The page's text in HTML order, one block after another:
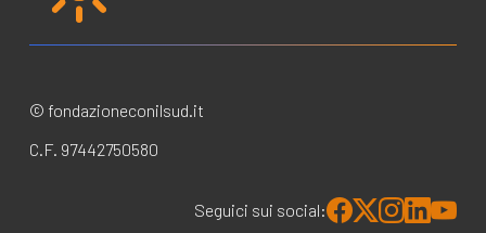
© fondazioneconilsud.it
C.F. 97442750580
Seguici sui social: